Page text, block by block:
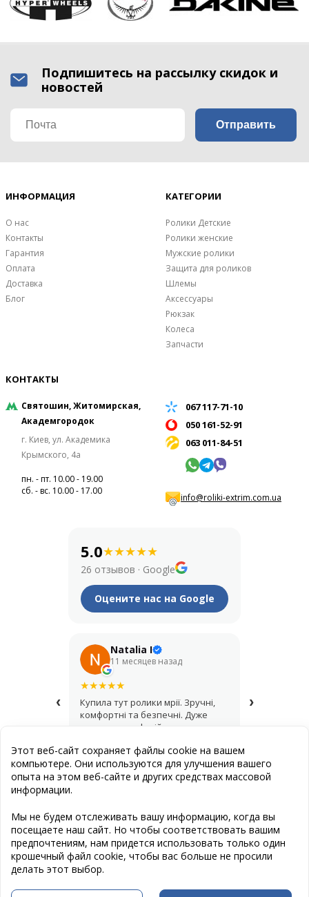
Подпишитесь на рассылку скидок и
новостей
ИНФОРМАЦИЯ
О нас
Контакты
Гарантия
Оплата
Доставка
Блог
КАТЕГОРИИ
Ролики Детские
Ролики женские
Мужские ролики
Защита для роликов
Шлемы
Аксессуары
Рюкзак
Колеса
Запчасти
КОНТАКТЫ
Святошин, Житомирская,
Академгородок
г. Киев, ул. Академика
Крымского, 4а
пн. - пт. 10.00 - 19.00
сб. - вс. 10.00 - 17.00
067 117-71-10
050 161-52-91
063 011-84-51
info@roliki-extrim.com.ua
5.0★★★★★
26 отзывов · Google
Оцените нас на Google
‹
Natalia I
11 месяцев назад
★★★★★
Купила тут ролики мрії. Зручні,
комфортні та безпечні. Дуже
дякую за професійну
вибором.
›
Публичная оферта
Создание сайта : Эстет Дизайн Студия
Программирование сайта: www.cravter.com
Этот веб-сайт сохраняет файлы cookie на вашем
компьютере. Они используются для улучшения вашего
опыта на этом веб-сайте и других средствах массовой
информации.
Мы не будем отслеживать вашу информацию, когда вы
посещаете наш сайт. Но чтобы соответствовать вашим
предпочтениям, нам придется использовать только один
крошечный файл cookie, чтобы вас больше не просили
делать этот выбор.